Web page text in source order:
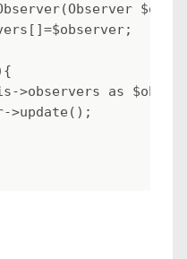
>observers as
>update();